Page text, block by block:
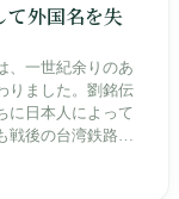
て外国名を失
、一世紀余りのあ
りました。劉銘伝
に日本人によって
後の台湾鉄路に
代の記録を脚注